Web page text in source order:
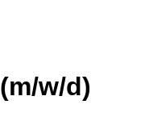
w/d)